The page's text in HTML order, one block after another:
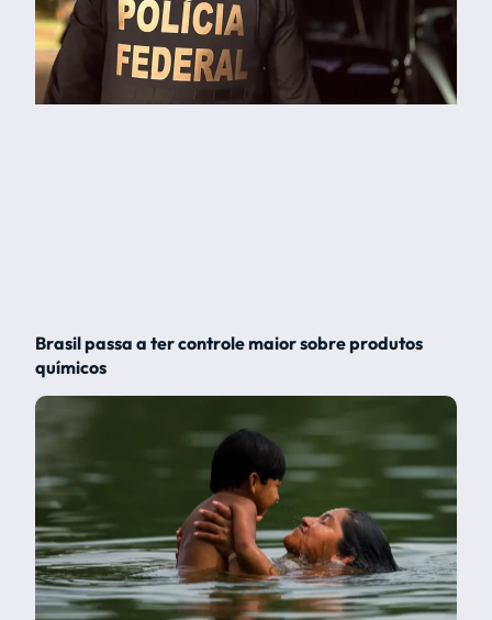
Brasil passa a ter controle maior sobre produtos
químicos